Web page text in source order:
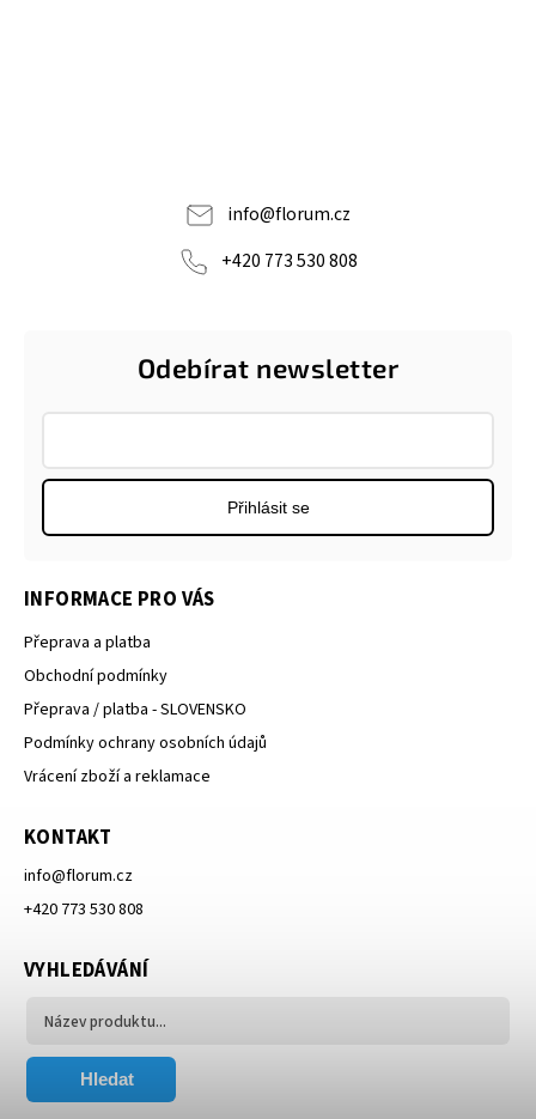
info@florum.cz
+420 773 530 808
Odebírat newsletter
Přihlásit se
INFORMACE PRO VÁS
Přeprava a platba
Obchodní podmínky
Přeprava / platba - SLOVENSKO
Podmínky ochrany osobních údajů
Vrácení zboží a reklamace
KONTAKT
info@florum.cz
+420 773 530 808
VYHLEDÁVÁNÍ
Hledat